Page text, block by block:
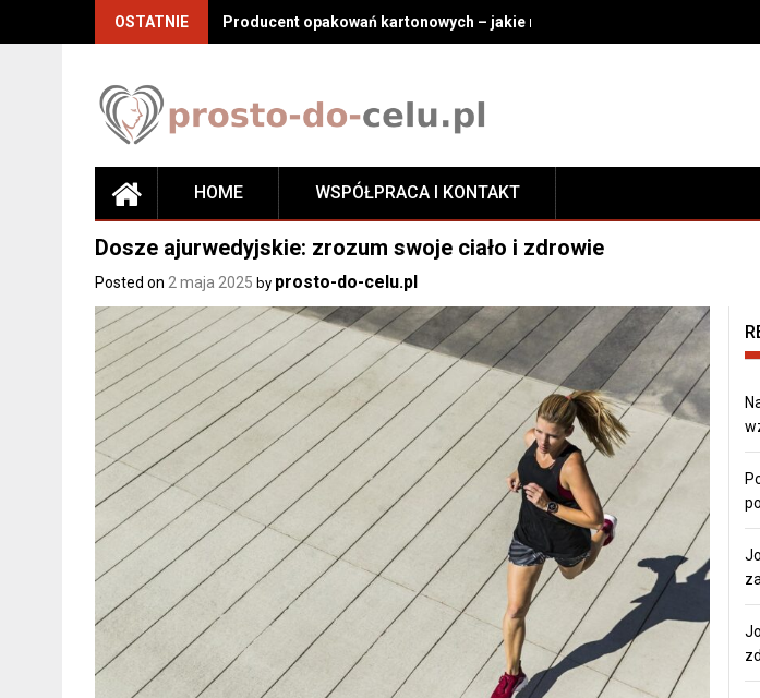
OSTATNIE Producent opakowań kartonowych – jakie rozwiązania wybrać do
HOME WSPÓŁPRACA I KONTAKT
Dosze ajurwedyjskie: zrozum swoje ciało i zdrowie
Posted on 2 maja 2025 by prosto-do-celu.pl